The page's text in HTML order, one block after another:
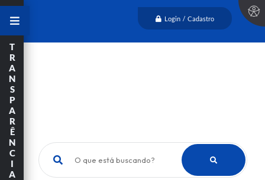
Login / Cadastro
O que está buscando?
T
R
A
N
S
P
A
R
Ê
N
C
I
A